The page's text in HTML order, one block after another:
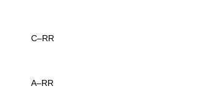
C–RR
A–RR